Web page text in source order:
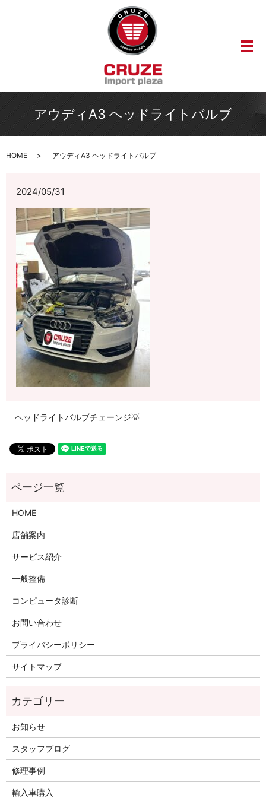
メ
アウディA3 ヘッドライトバルブ
HOME アウディA3 ヘッドライトバルブ
2024/05/31
ヘッドライトバルブチェーンジ💡
HOME
店舗案内
サービス紹介
一般整備
コンピュータ診断
お問い合わせ
プライバシーポリシー
サイトマップ
お知らせ
スタッフブログ
修理事例
輸入車購入